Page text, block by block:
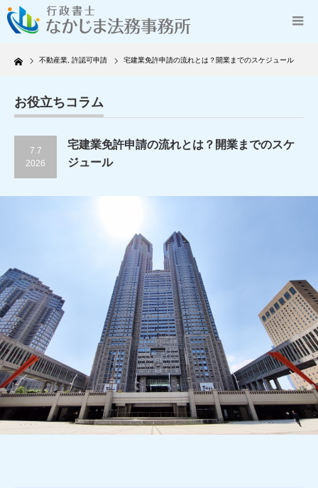
Home 不動産業 許認可申請 宅建業免許申請の流れとは？開業までのスケジュール
お役立ちコラム
7.7
2026
宅建業免許申請の流れとは？開業までのスケ
ジュール